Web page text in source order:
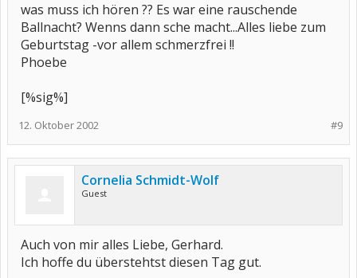
was muss ich hören ?? Es war eine rauschende
Ballnacht? Wenns dann sche macht...Alles liebe zum
Geburtstag -vor allem schmerzfrei !!
Phoebe
[%sig%]
#9
12. Oktober 2002
Cornelia Schmidt-Wolf
Guest
Auch von mir alles Liebe, Gerhard.
Ich hoffe du überstehtst diesen Tag gut.